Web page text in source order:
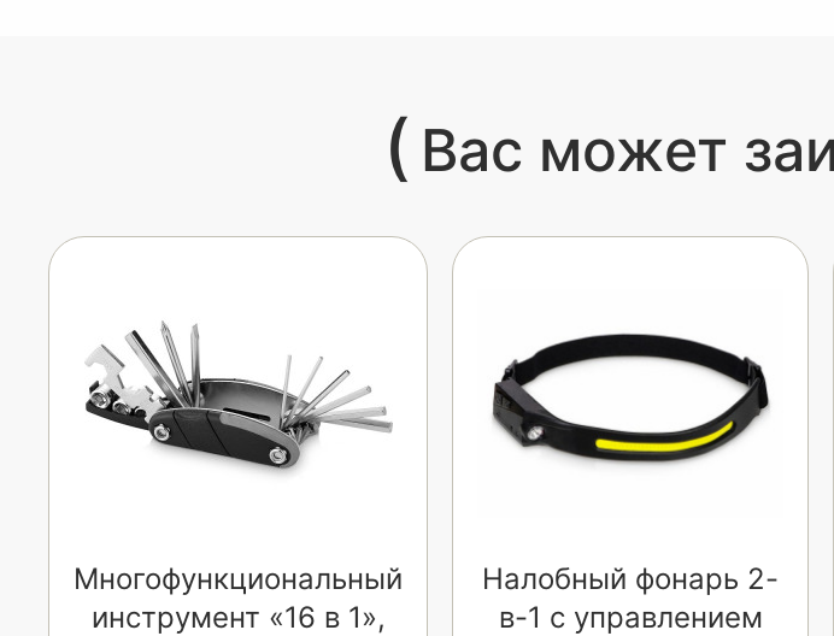
( Вас может
Многофункциональный
инструмент «16 в 1»,
Налобный фонарь 2-
в-1 c управлением